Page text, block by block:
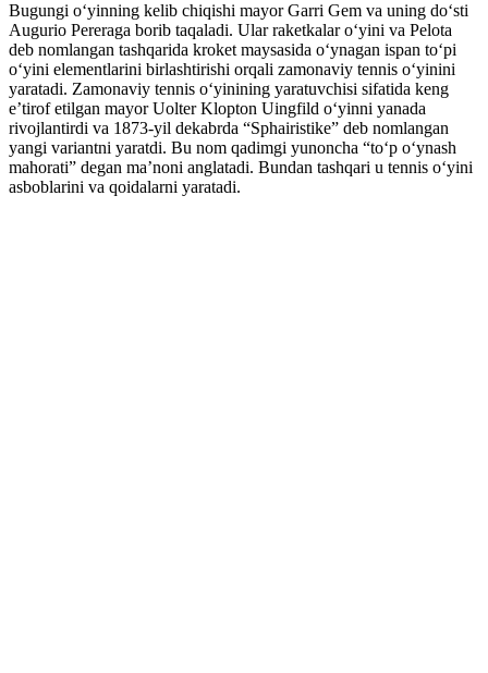
Bugungi oʻyinning kelib chiqishi mayor Garri Gem va uning doʻsti
Augurio Pereraga borib taqaladi. Ular raketkalar oʻyini va Pelota
deb nomlangan tashqarida kroket maysasida oʻynagan ispan toʻpi
oʻyini elementlarini birlashtirishi orqali zamonaviy tennis oʻyinini
yaratadi. Zamonaviy tennis oʻyinining yaratuvchisi sifatida keng
eʼtirof etilgan mayor Uolter Klopton Uingfild oʻyinni yanada
rivojlantirdi va 1873-yil dekabrda “Sphairistike” deb nomlangan
yangi variantni yaratdi. Bu nom qadimgi yunoncha “toʻp oʻynash
mahorati” degan maʼnoni anglatadi. Bundan tashqari u tennis oʻyini
asboblarini va qoidalarni yaratadi.